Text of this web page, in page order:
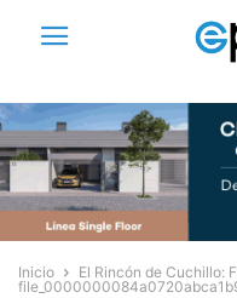
Inicio
El Rincón de Cuchillo: